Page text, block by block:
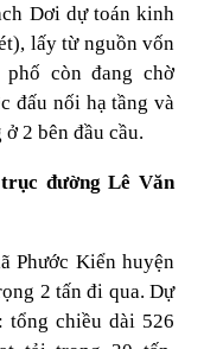
Dơi dự toán kinh
lấy từ nguồn vốn
còn đang chờ
đấu nối hạ tầng và
2 bên đầu cầu.
đường Lê Văn
Phước Kiển huyện
2 tấn đi qua. Dự
tổng chiều dài 526